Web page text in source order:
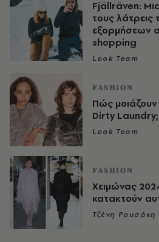
Fjällräven:
τους λάτρεις
εξορμήσεων
shopping
Look Team
FASHION
Πώς
Dirty Laundry;
Look Team
FASHION
Χειμώνας
κατακτούν
Τζένη Ρουσάκη